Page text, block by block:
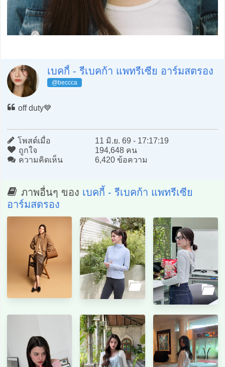
เบคกี้ - รีเบคก้า แพทรีเซีย อาร์มสตรอง
@beccca
off duty💙
โพสต์เมื่อ
11 มิ.ย. 69 - 17:17:19
ถูกใจ
194,648 คน
ความคิดเห็น
6,420 ข้อความ
ภาพอื่นๆ ของ เบคกี้ - รีเบคก้า แพทรีเซีย
อาร์มสตรอง